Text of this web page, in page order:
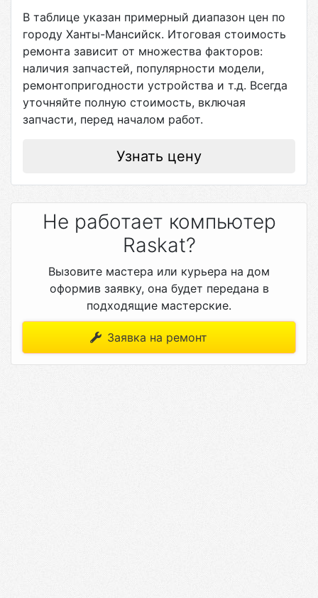
В таблице указан примерный диапазон цен по
городу Ханты-Мансийск. Итоговая стоимость
ремонта зависит от множества факторов:
наличия запчастей, популярности модели,
ремонтопригодности устройства и т.д. Всегда
уточняйте полную стоимость, включая
запчасти, перед началом работ.
Узнать цену
Не работает компьютер
Raskat?
Вызовите мастера или курьера на дом
оформив заявку, она будет передана в
подходящие мастерские.
Заявка на ремонт